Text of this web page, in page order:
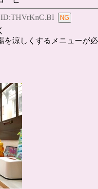
ID:THVrKnC.BI
を涼しくするメニューが必